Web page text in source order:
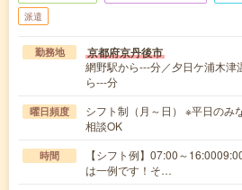
派遣
勤務地 京都府京丹後市
網野駅から---分／夕日ケ浦木
ら---分
曜日頻度
シフト制（月～日） ※平日のみ
相談OK
時間
【シフト例】07:00～
は一例です！そ…